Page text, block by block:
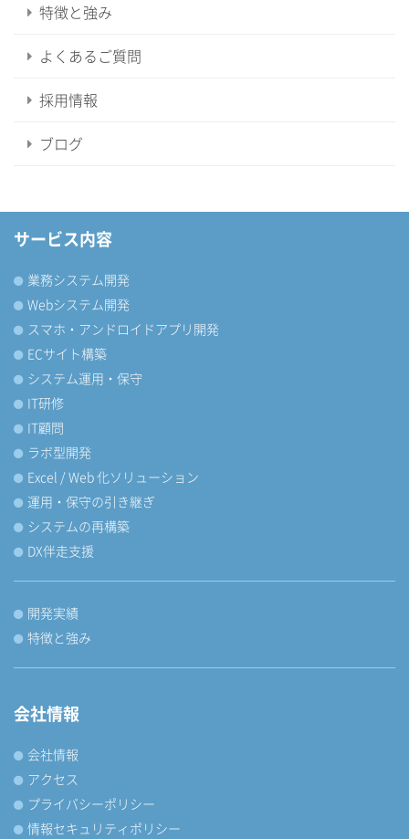
特徴と強み
よくあるご質問
採用情報
ブログ
サービス内容
業務システム開発
Webシステム開発
スマホ・アンドロイドアプリ開発
ECサイト構築
システム運用・保守
IT研修
IT顧問
ラボ型開発
Excel / Web 化ソリューション
運用・保守の引き継ぎ
システムの再構築
DX伴走支援
開発実績
特徴と強み
会社情報
会社情報
アクセス
プライバシーポリシー
情報セキュリティポリシー